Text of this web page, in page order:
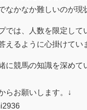
なかなか難しいのが現
では、人数を限定して
えるように心掛けてい
に競馬の知識を深めて
らお願いします。↓